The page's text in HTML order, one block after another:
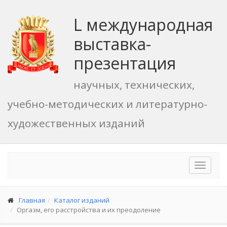
L международная
выставка-
презентация
научных, технических,
учебно-методических и литературно-
художественных изданий
Toggle
Главная
Каталог изданий
Оргазм, его расстройства и их преодоление